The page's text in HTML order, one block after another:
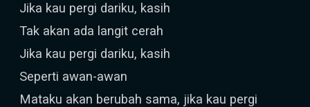
Jika kau pergi dariku, kasih
Tak akan ada langit cerah
Jika kau pergi dariku, kasih
Seperti awan-awan
Mataku akan berubah sama, jika kau pergi